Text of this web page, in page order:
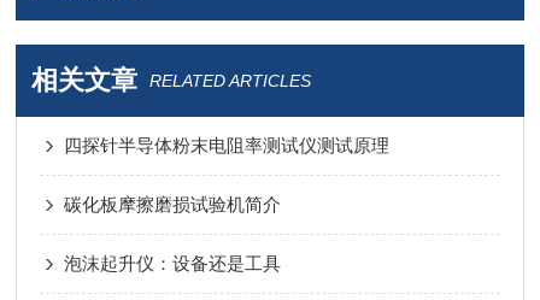
相关文章 RELATED ARTICLES
四探针半导体粉末电阻率测试仪测试原理
碳化板摩擦磨损试验机简介
泡沫起升仪：设备还是工具